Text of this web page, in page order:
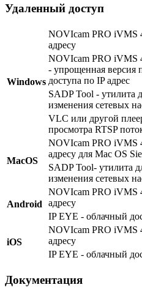
Удаленный доступ
Windows
NOVIcam PRO iVMS
адресу
NOVIcam PRO iVMS
- упрощенная версия
доступа по IP адрес
SADP Tool - утилита
изменения сетевых
VLC или другой
просмотра RTSP
MacOS
NOVIcam PRO iVMS
адресу для Mac OS
SADP Tool- утилита
изменения сетевых
Android
NOVIcam PRO iVMS
адресу
IP EYE - облачный
iOS
NOVIcam PRO iVMS
адресу
IP EYE - облачный
Документация